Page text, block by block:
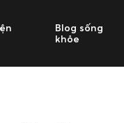
Blog sống
khỏe